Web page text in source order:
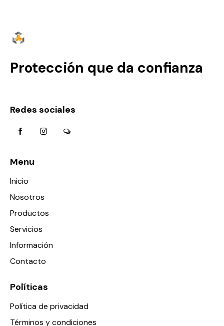
Protección que da confianza
Redes sociales
Menu
Inicio
Nosotros
Productos
Servicios
Información
Contacto
Políticas
Política de privacidad
Términos y condiciones